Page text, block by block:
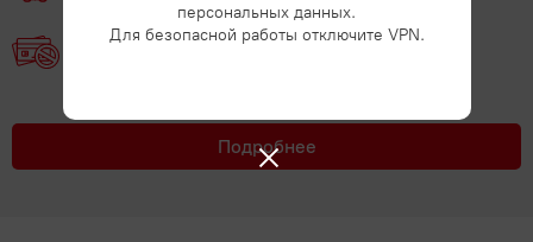
Подробнее
персональных данных.
Для безопасной работы отключите VPN.